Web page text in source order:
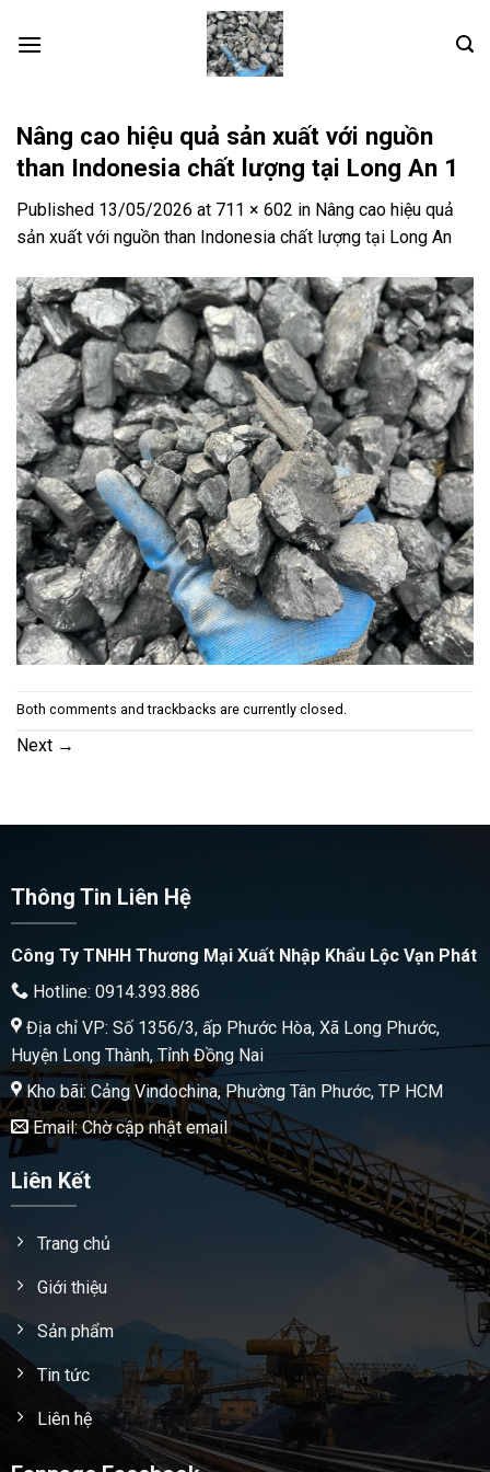
Nâng cao hiệu quả sản xuất với nguồn
than Indonesia chất lượng tại Long An 1
Published 13/05/2026 at 711 × 602 in Nâng cao hiệu quả
sản xuất với nguồn than Indonesia chất lượng tại Long An
Both comments and trackbacks are currently closed.
Next →
Thông Tin Liên Hệ
Công Ty TNHH Thương Mại Xuất Nhập Khẩu Lộc Vạn Phát
Hotline: 0914.393.886
Địa chỉ VP: Số 1356/3, ấp Phước Hòa, Xã Long Phước,
Huyện Long Thành, Tỉnh Đồng Nai
Kho bãi: Cảng Vindochina, Phường Tân Phước, TP HCM
Email: Chờ cập nhật email
Liên Kết
Trang chủ
Giới thiệu
Sản phẩm
Tin tức
Liên hệ